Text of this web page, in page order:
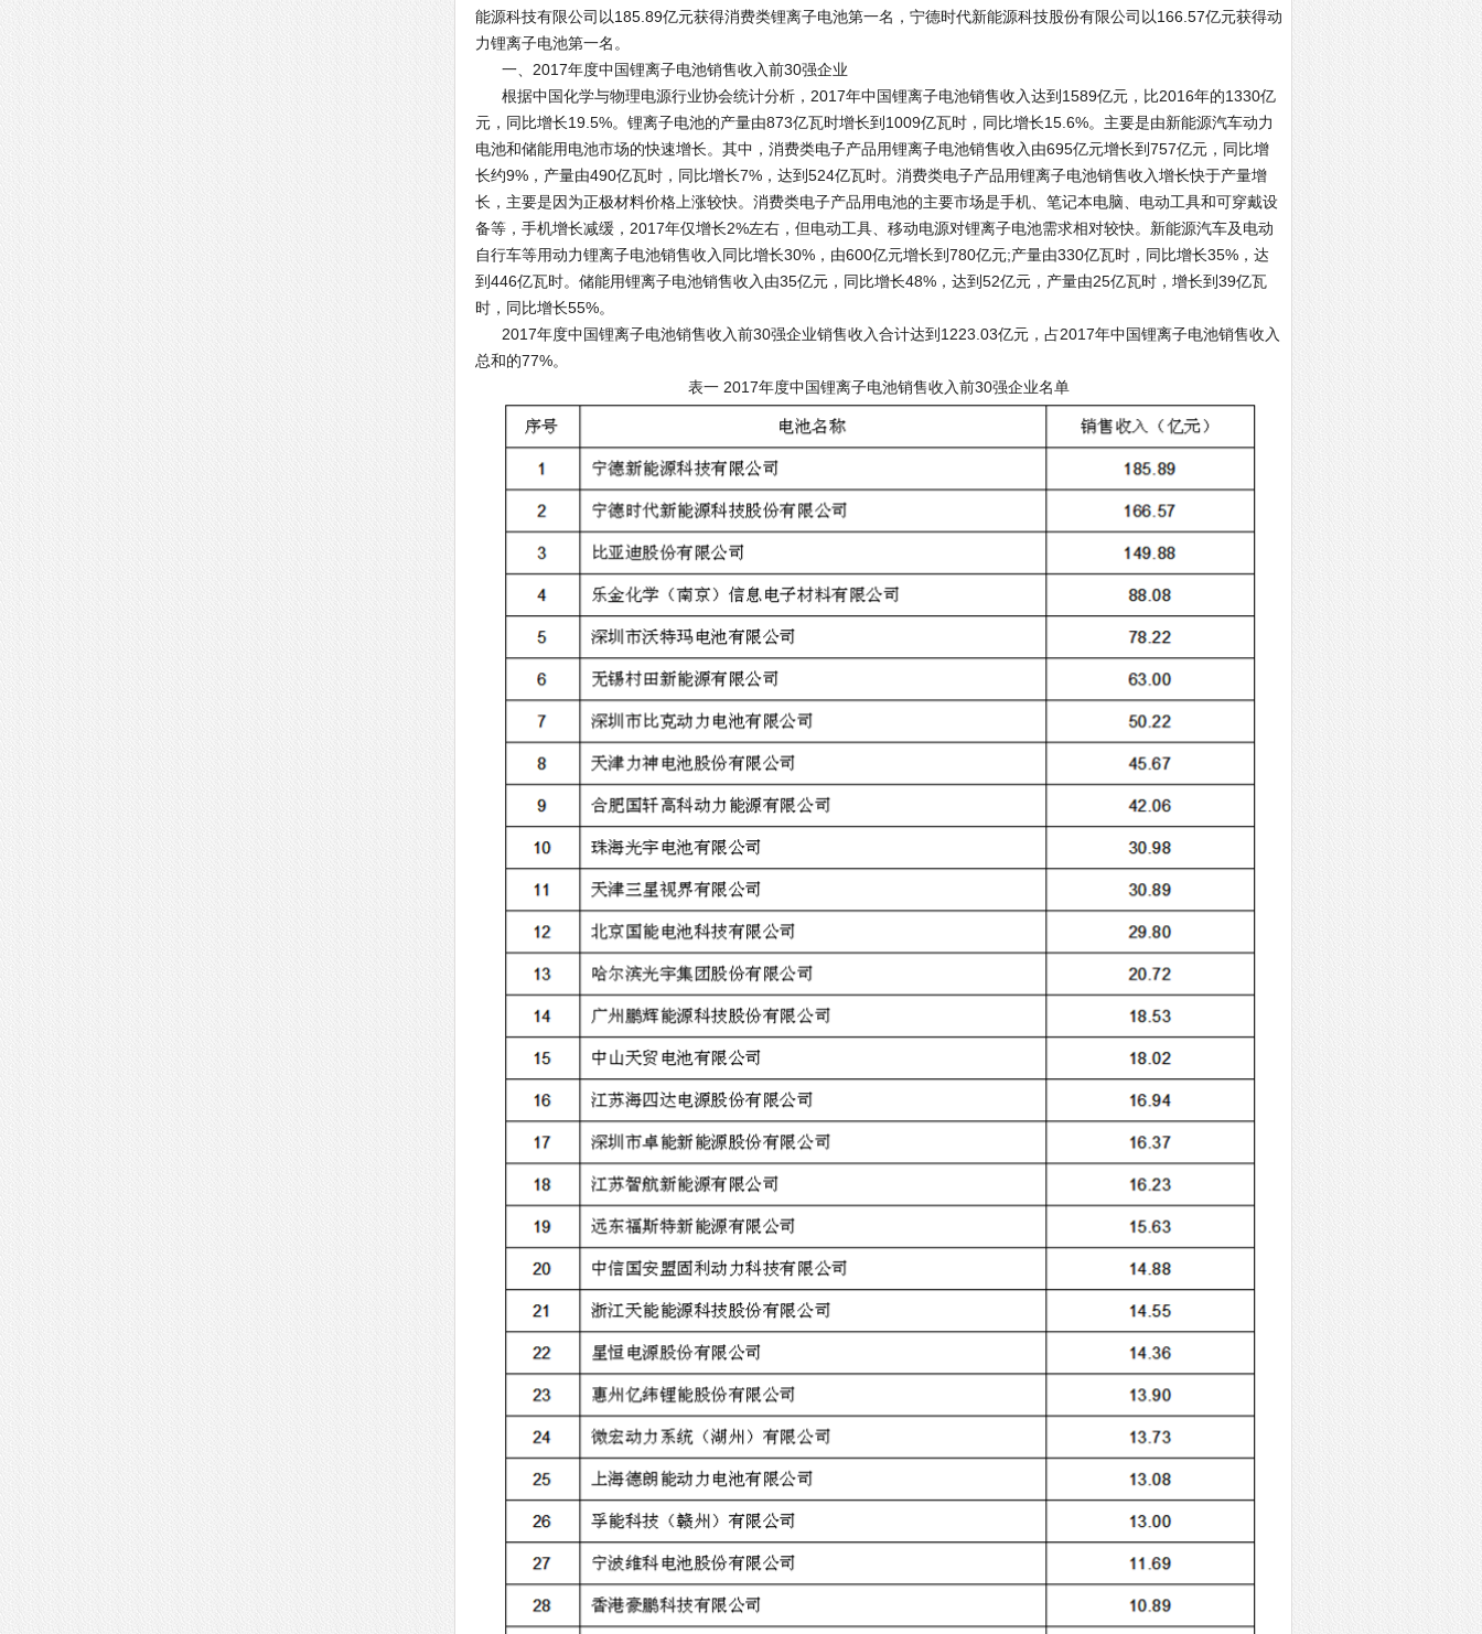
能源科技有限公司以185.89亿元获得消费类锂离子电池第一名，宁德时代新能源科技股份有限公司以166.57亿元获得动
力锂离子电池第一名。
一、2017年度中国锂离子电池销售收入前30强企业
根据中国化学与物理电源行业协会统计分析，2017年中国锂离子电池销售收入达到1589亿元，比2016年的1330亿
元，同比增长19.5%。锂离子电池的产量由873亿瓦时增长到1009亿瓦时，同比增长15.6%。主要是由新能源汽车动力
电池和储能用电池市场的快速增长。其中，消费类电子产品用锂离子电池销售收入由695亿元增长到757亿元，同比增
长约9%，产量由490亿瓦时，同比增长7%，达到524亿瓦时。消费类电子产品用锂离子电池销售收入增长快于产量增
长，主要是因为正极材料价格上涨较快。消费类电子产品用电池的主要市场是手机、笔记本电脑、电动工具和可穿戴设
备等，手机增长减缓，2017年仅增长2%左右，但电动工具、移动电源对锂离子电池需求相对较快。新能源汽车及电动
自行车等用动力锂离子电池销售收入同比增长30%，由600亿元增长到780亿元;产量由330亿瓦时，同比增长35%，达
到446亿瓦时。储能用锂离子电池销售收入由35亿元，同比增长48%，达到52亿元，产量由25亿瓦时，增长到39亿瓦
时，同比增长55%。
2017年度中国锂离子电池销售收入前30强企业销售收入合计达到1223.03亿元，占2017年中国锂离子电池销售收入
总和的77%。
表一 2017年度中国锂离子电池销售收入前30强企业名单